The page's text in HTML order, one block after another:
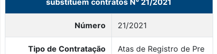
Número 21/2021
Tipo de Contratação
Atas de Registro de Pre